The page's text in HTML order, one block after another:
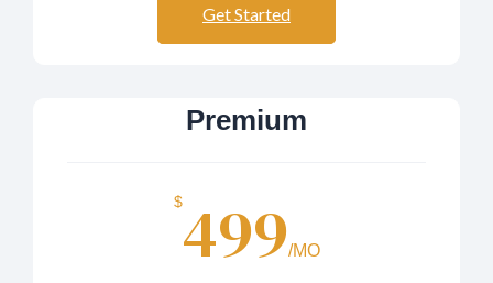
Get Started
Premium
$499/MO